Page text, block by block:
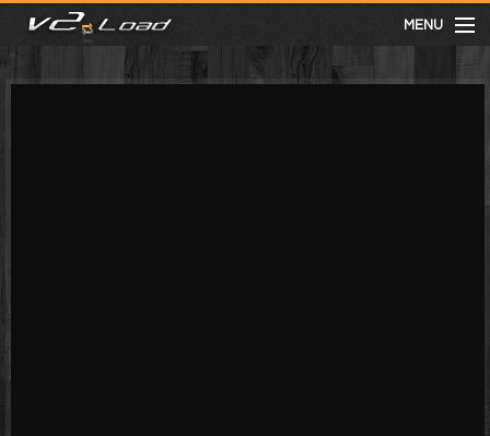
MENU
meist gesehen